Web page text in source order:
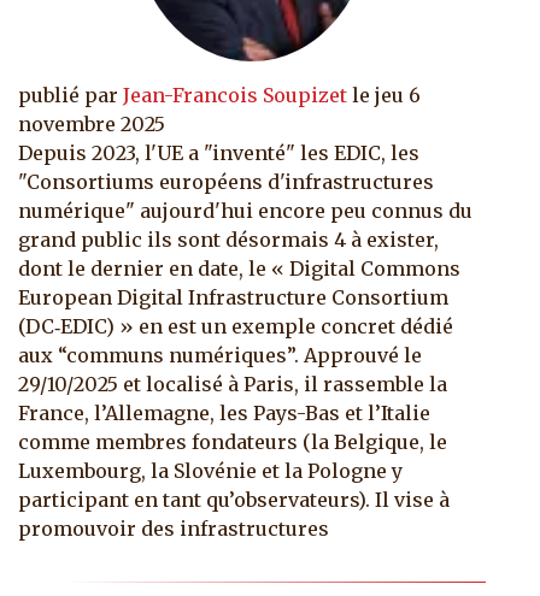
publié par Jean-Francois Soupizet le jeu 6
novembre 2025
Depuis 2023, l'UE a "inventé" les EDIC, les
"Consortiums européens d'infrastructures
numérique" aujourd'hui encore peu connus du
grand public ils sont désormais 4 à exister,
dont le dernier en date, le « Digital Commons
European Digital Infrastructure Consortium
(DC‑EDIC) » en est un exemple concret dédié
aux “communs numériques”. Approuvé le
29/10/2025 et localisé à Paris, il rassemble la
France, l’Allemagne, les Pays-Bas et l’Italie
comme membres fondateurs (la Belgique, le
Luxembourg, la Slovénie et la Pologne y
participant en tant qu’observateurs). Il vise à
promouvoir des infrastructures